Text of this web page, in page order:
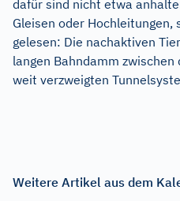
dafür sind nicht etwa
Gleisen oder Hochleitungen,
gelesen: Die nachaktiven
langen Bahndamm
weit verzweigten
Weitere Artikel aus dem